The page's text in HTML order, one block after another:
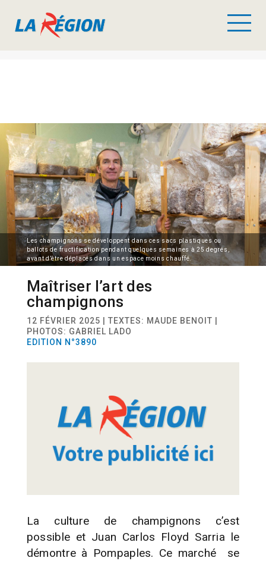
Les champignons se développent dans ces sacs plastiques ou
ballots de fructification pendant quelques semaines à 25 degrés,
avant d’être déplacés dans un espace moins chauffé.
Maîtriser l’art des
champignons
12 FÉVRIER 2025 | TEXTES: MAUDE BENOIT |
PHOTOS: GABRIEL LADO
EDITION N°3890
La culture de champignons c’est
possible et Juan Carlos Floyd Sarria le
démontre à Pompaples. Ce marché se